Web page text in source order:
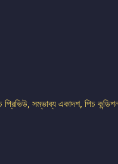
সম্ভাব্য একাদশ, পিচ